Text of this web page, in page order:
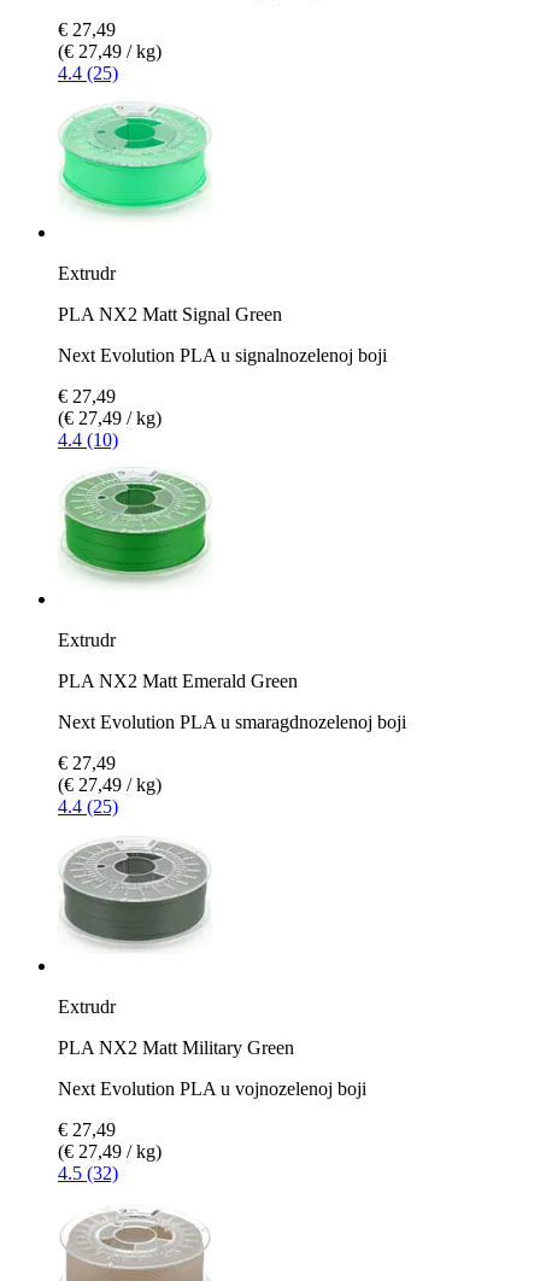
€ 27,49
(€ 27,49 / kg)
4.4 (25)
Extrudr
PLA NX2 Matt Signal Green
Next Evolution PLA u signalnozelenoj boji
€ 27,49
(€ 27,49 / kg)
4.4 (10)
Extrudr
PLA NX2 Matt Emerald Green
Next Evolution PLA u smaragdnozelenoj boji
€ 27,49
(€ 27,49 / kg)
4.4 (25)
Extrudr
PLA NX2 Matt Military Green
Next Evolution PLA u vojnozelenoj boji
€ 27,49
(€ 27,49 / kg)
4.5 (32)